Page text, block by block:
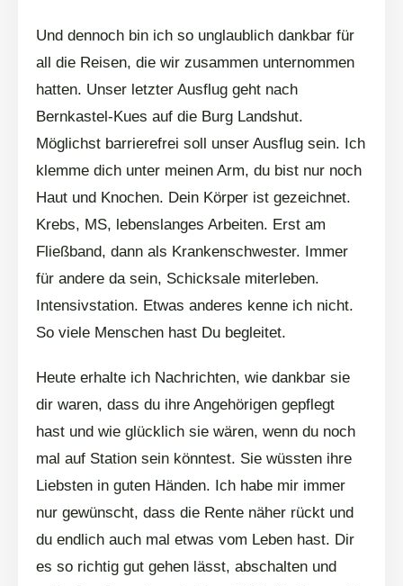
Und dennoch bin ich so unglaublich dankbar für
all die Reisen, die wir zusammen unternommen
hatten. Unser letzter Ausflug geht nach
Bernkastel-Kues auf die Burg Landshut.
Möglichst barrierefrei soll unser Ausflug sein. Ich
klemme dich unter meinen Arm, du bist nur noch
Haut und Knochen. Dein Körper ist gezeichnet.
Krebs, MS, lebenslanges Arbeiten. Erst am
Fließband, dann als Krankenschwester. Immer
für andere da sein, Schicksale miterleben.
Intensivstation. Etwas anderes kenne ich nicht.
So viele Menschen hast Du begleitet.
Heute erhalte ich Nachrichten, wie dankbar sie
dir waren, dass du ihre Angehörigen gepflegt
hast und wie glücklich sie wären, wenn du noch
mal auf Station sein könntest. Sie wüssten ihre
Liebsten in guten Händen. Ich habe mir immer
nur gewünscht, dass die Rente näher rückt und
du endlich auch mal etwas vom Leben hast. Dir
es so richtig gut gehen lässt, abschalten und